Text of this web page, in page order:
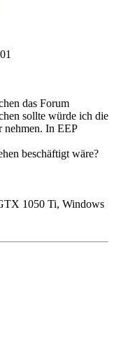
das Forum
sollte würde ich die
In EEP
beschäftigt wäre?
1050 Ti, Windows